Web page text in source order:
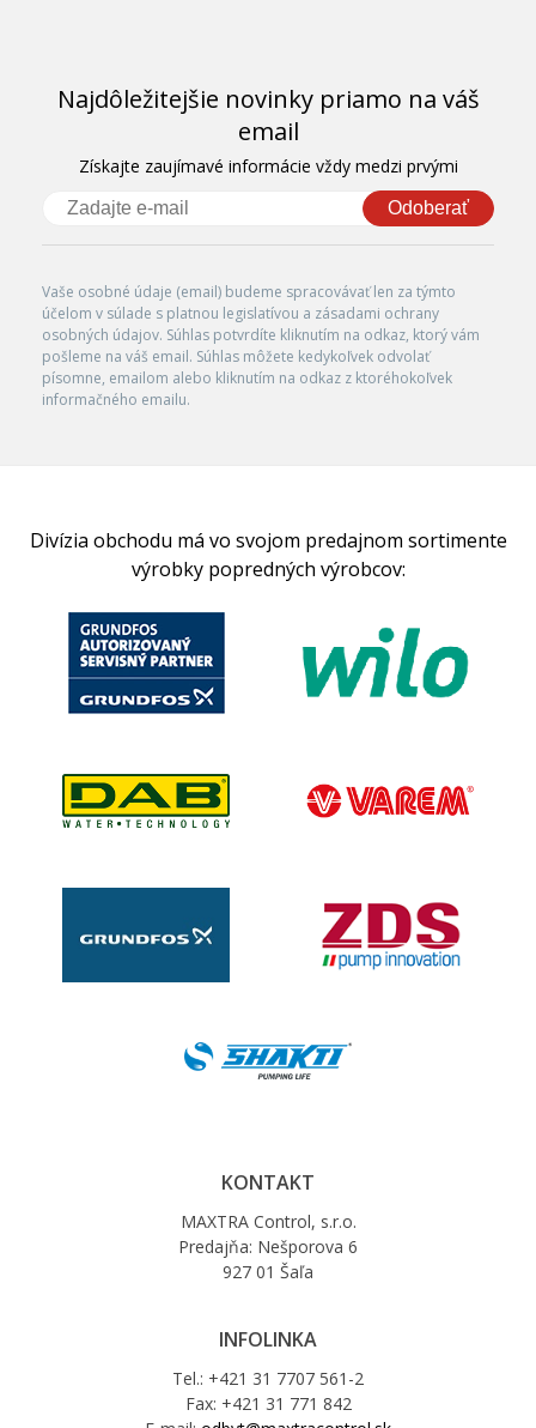
Najdôležitejšie novinky priamo na váš
email
Získajte zaujímavé informácie vždy medzi prvými
Odoberať
Vaše osobné údaje (email) budeme spracovávať len za týmto
účelom v súlade s platnou legislatívou a zásadami ochrany
osobných údajov. Súhlas potvrdíte kliknutím na odkaz, ktorý vám
pošleme na váš email. Súhlas môžete kedykoľvek odvolať
písomne, emailom alebo kliknutím na odkaz z ktoréhokoľvek
informačného emailu.
Divízia obchodu má vo svojom predajnom sortimente
výrobky popredných výrobcov:
KONTAKT
MAXTRA Control, s.r.o.
Predajňa: Nešporova 6
927 01 Šaľa
INFOLINKA
Tel.: +421 31 7707 561-2
Fax: +421 31 771 842